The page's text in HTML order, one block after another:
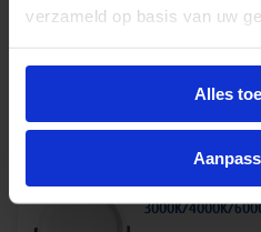
verzameld op basis van uw
Alles
€ 28,02 excl.
Meba Prisma
3000K/4000K/